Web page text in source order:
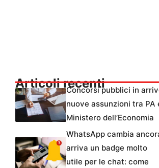
Articoli recenti
Concorsi pubblici in
nuove assunzioni tra PA
Ministero dell’Economia
WhatsApp cambia
arriva un badge molto
utile per le chat: come